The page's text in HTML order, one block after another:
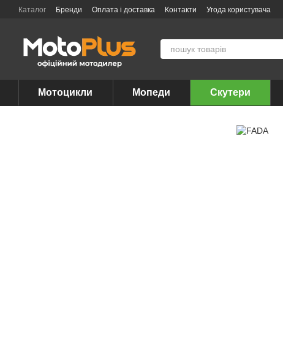
Перейти до основного контенту
Каталог Бренди Оплата і доставка Контакти Угода користувача
Мотоцикли Мопеди Скутери